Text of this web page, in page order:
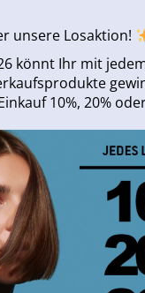
unsere Losaktion!
könnt Ihr mit
10%, 20%